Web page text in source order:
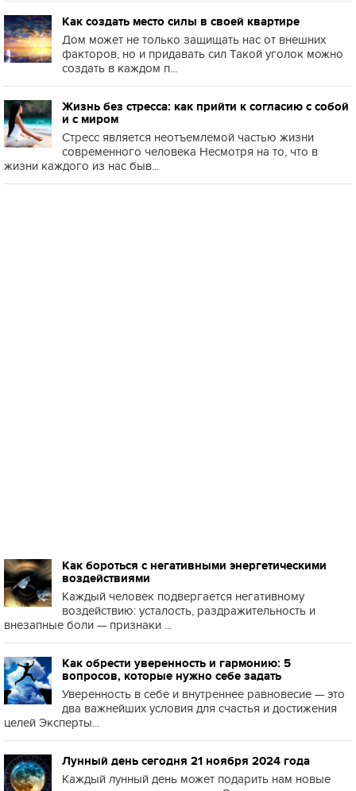
Как создать место силы в своей квартире
Дом может не только защищать нас от внешних
факторов, но и придавать сил Такой уголок можно
создать в каждом п...
Жизнь без стресса: как прийти к согласию с собой
и с миром
Стресс является неотъемлемой частью жизни
современного человека Несмотря на то, что в
жизни каждого из нас быв...
Как бороться с негативными энергетическими
воздействиями
Каждый человек подвергается негативному
воздействию: усталость, раздражительность и
внезапные боли — признаки ...
Как обрести уверенность и гармонию: 5
вопросов, которые нужно себе задать
Уверенность в себе и внутреннее равновесие — это
два важнейших условия для счастья и достижения
целей Эксперты...
Лунный день сегодня 21 ноября 2024 года
Каждый лунный день может подарить нам новые